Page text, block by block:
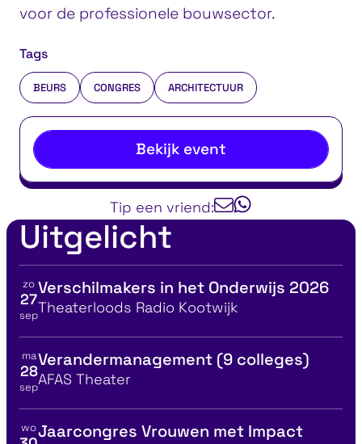
voor de professionele bouwsector.
Tags
BEURS CONGRES ARCHITECTUUR
Bekijk event
Tip een vriend:
Uitgelicht
Bekijk details voor
zo
27
sep
Verschilmakers in het Onderwijs 2026
Locatie
Theaterloods Radio Kootwijk
Bekijk details voor
ma
28
sep
Verandermanagement (9 colleges)
Locatie
AFAS Theater
Bekijk details voor
woJaarcongres Vrouwen met Impact